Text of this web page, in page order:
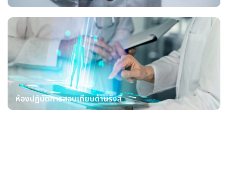
ห้องปฏิบัติการสอบเทียบด้านรังสี